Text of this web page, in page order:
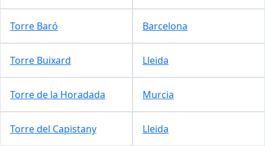
Torre Baró Barcelona
Torre Buixard Lleida
Torre de la Horadada Murcia
Torre del Capistany Lleida